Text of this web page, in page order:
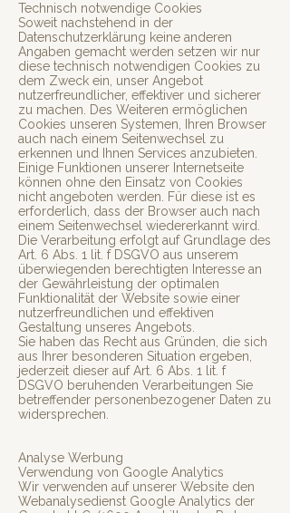
Technisch notwendige Cookies
Soweit nachstehend in der
Datenschutzerklärung keine anderen
Angaben gemacht werden setzen wir nur
diese technisch notwendigen Cookies zu
dem Zweck ein, unser Angebot
nutzerfreundlicher, effektiver und sicherer
zu machen. Des Weiteren ermöglichen
Cookies unseren Systemen, Ihren Browser
auch nach einem Seitenwechsel zu
erkennen und Ihnen Services anzubieten.
Einige Funktionen unserer Internetseite
können ohne den Einsatz von Cookies
nicht angeboten werden. Für diese ist es
erforderlich, dass der Browser auch nach
einem Seitenwechsel wiedererkannt wird.
Die Verarbeitung erfolgt auf Grundlage des
Art. 6 Abs. 1 lit. f DSGVO aus unserem
überwiegenden berechtigten Interesse an
der Gewährleistung der optimalen
Funktionalität der Website sowie einer
nutzerfreundlichen und effektiven
Gestaltung unseres Angebots.
Sie haben das Recht aus Gründen, die sich
aus Ihrer besonderen Situation ergeben,
jederzeit dieser auf Art. 6 Abs. 1 lit. f
DSGVO beruhenden Verarbeitungen Sie
betreffender personenbezogener Daten zu
widersprechen.
Analyse Werbung
Verwendung von Google Analytics
Wir verwenden auf unserer Website den
Webanalysedienst Google Analytics der